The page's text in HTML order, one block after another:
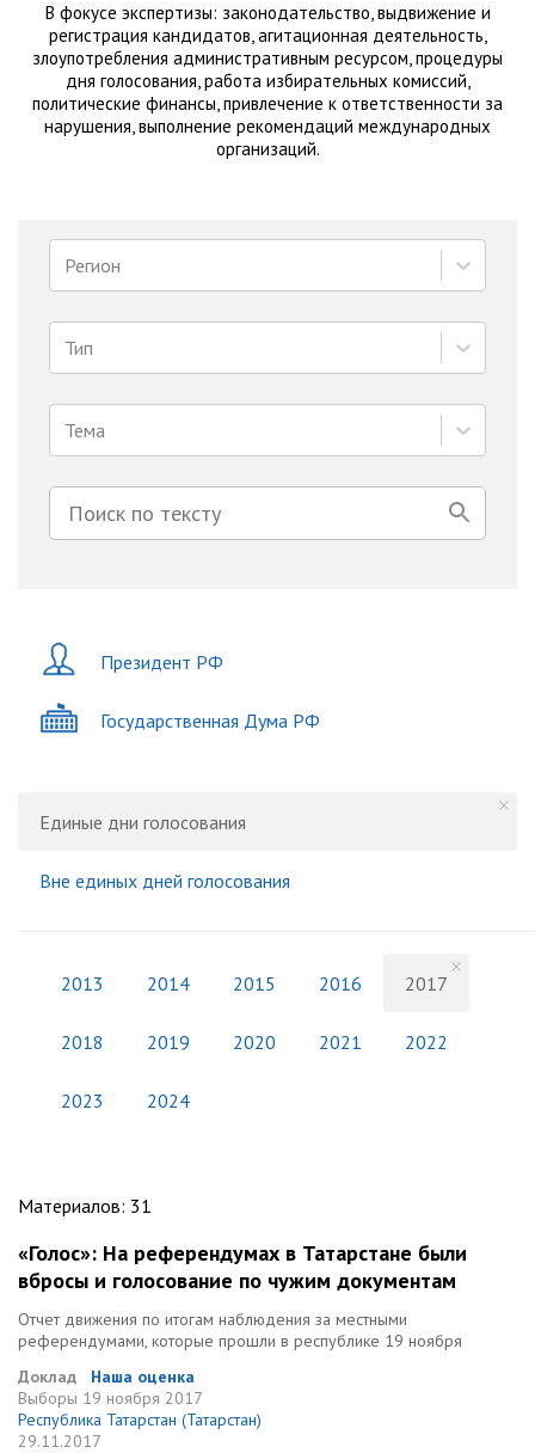
В фокусе экспертизы: законодательство, выдвижение и
регистрация кандидатов, агитационная деятельность,
злоупотребления административным ресурсом, процедуры
дня голосования, работа избирательных комиссий,
политические финансы, привлечение к ответственности за
нарушения, выполнение рекомендаций международных
организаций.
Регион
Тип
Тема
Президент РФ
Государственная Дума РФ
Единые дни голосования
Вне единых дней голосования
2013 2014 2015 2016 2017
2018 2019 2020 2021 2022
2023 2024
Материалов: 31
«Голос»: На референдумах в Татарстане были
вбросы и голосование по чужим документам
Отчет движения по итогам наблюдения за местными
референдумами, которые прошли в республике 19 ноября
Доклад
Наша оценка
Выборы 19 ноября 2017
Республика Татарстан (Татарстан)
29.11.2017